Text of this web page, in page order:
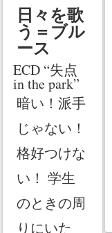
日々を歌
う＝ブル
ース
ECD “失点
in the park”
暗い！派手
じゃない！
格好つけな
い！ 学生
のときの周
りにいた